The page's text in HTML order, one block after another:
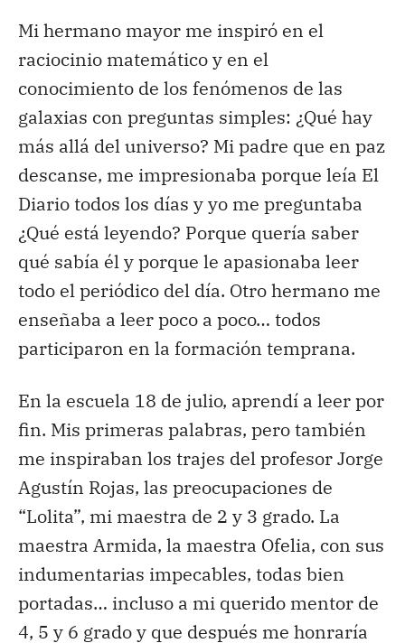
Mi hermano mayor me inspiró en el
raciocinio matemático y en el
conocimiento de los fenómenos de las
galaxias con preguntas simples: ¿Qué hay
más allá del universo? Mi padre que en paz
descanse, me impresionaba porque leía El
Diario todos los días y yo me preguntaba
¿Qué está leyendo? Porque quería saber
qué sabía él y porque le apasionaba leer
todo el periódico del día. Otro hermano me
enseñaba a leer poco a poco… todos
participaron en la formación temprana.
En la escuela 18 de julio, aprendí a leer por
fin. Mis primeras palabras, pero también
me inspiraban los trajes del profesor Jorge
Agustín Rojas, las preocupaciones de
“Lolita”, mi maestra de 2 y 3 grado. La
maestra Armida, la maestra Ofelia, con sus
indumentarias impecables, todas bien
portadas… incluso a mi querido mentor de
4, 5 y 6 grado y que después me honraría